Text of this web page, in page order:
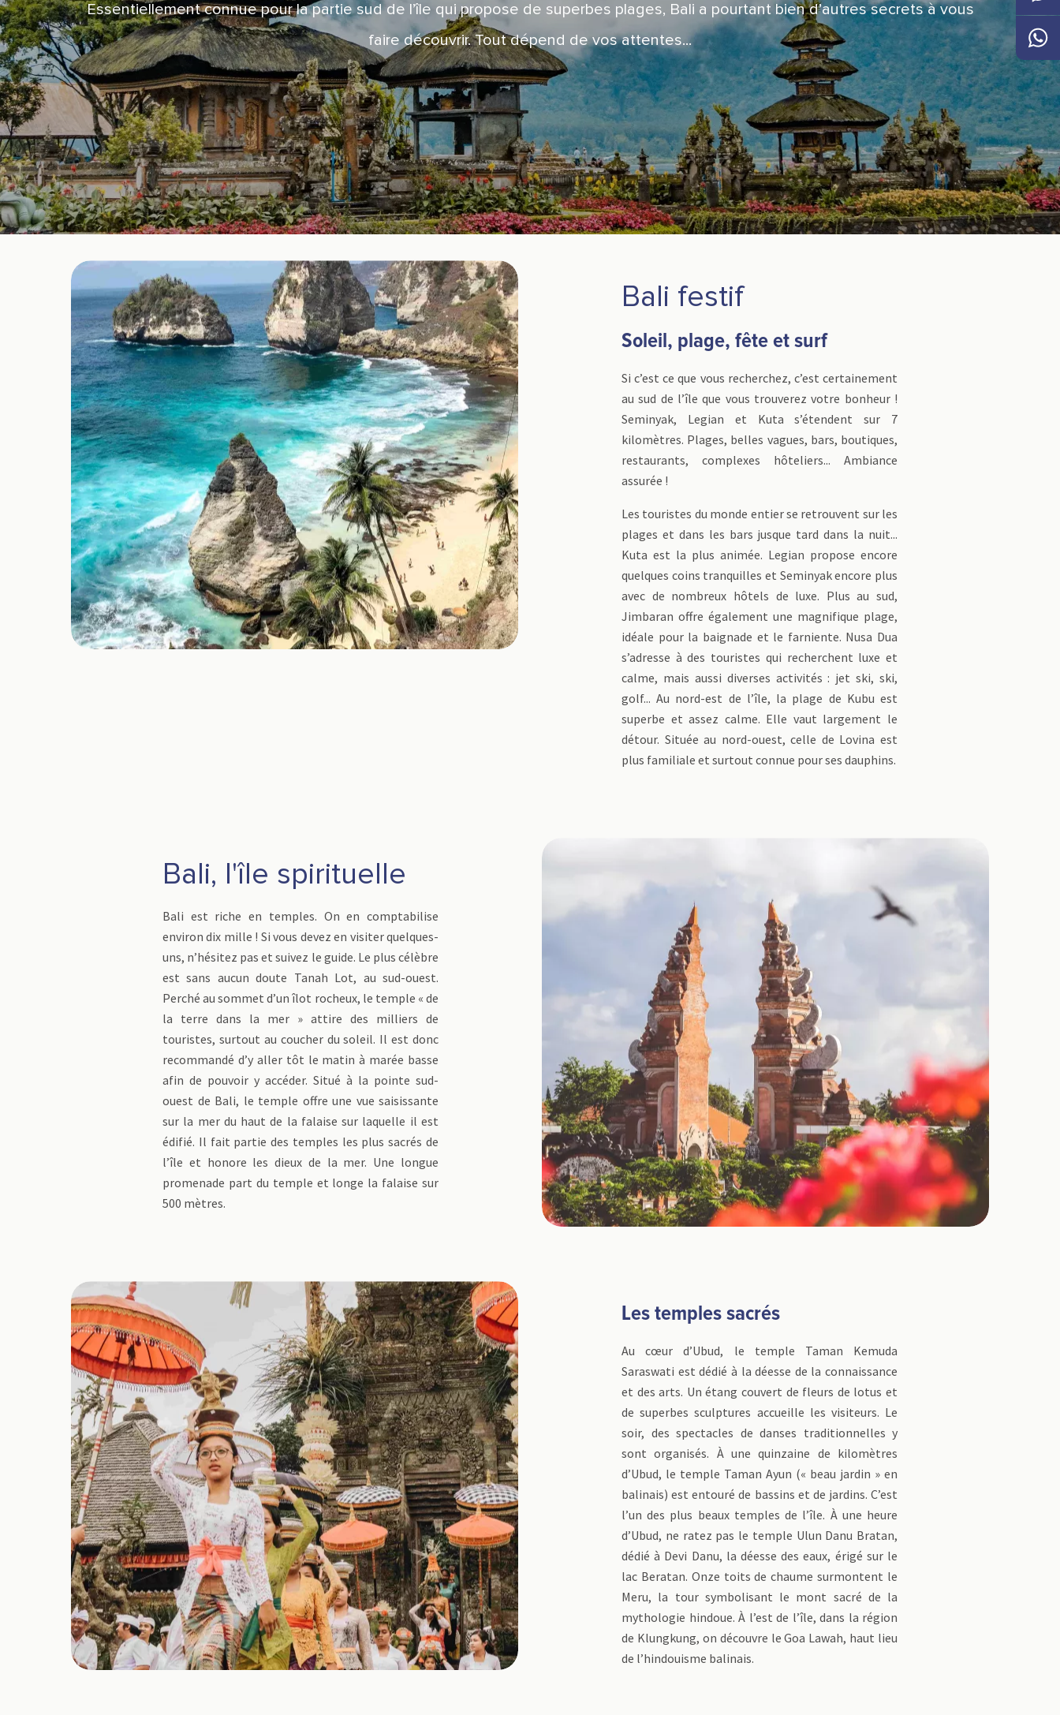
Essentiellement connue pour la partie sud de l’île qui propose de superbes plages, Bali a pourtant bien d’autres secrets à vous
faire découvrir. Tout dépend de vos attentes...
Bali festif
Soleil, plage, fête et surf
Si c’est ce que vous recherchez, c’est certainement
au sud de l’île que vous trouverez votre bonheur !
Seminyak, Legian et Kuta s’étendent sur 7
kilomètres. Plages, belles vagues, bars, boutiques,
restaurants, complexes hôteliers... Ambiance
assurée !
Les touristes du monde entier se retrouvent sur les
plages et dans les bars jusque tard dans la nuit...
Kuta est la plus animée. Legian propose encore
quelques coins tranquilles et Seminyak encore plus
avec de nombreux hôtels de luxe. Plus au sud,
Jimbaran offre également une magnifique plage,
idéale pour la baignade et le farniente. Nusa Dua
s’adresse à des touristes qui recherchent luxe et
calme, mais aussi diverses activités : jet ski, ski,
golf... Au nord-est de l’île, la plage de Kubu est
superbe et assez calme. Elle vaut largement le
détour. Située au nord-ouest, celle de Lovina est
plus familiale et surtout connue pour ses dauphins.
Bali, l'île spirituelle
Bali est riche en temples. On en comptabilise
environ dix mille ! Si vous devez en visiter quelques-
uns, n’hésitez pas et suivez le guide. Le plus célèbre
est sans aucun doute Tanah Lot, au sud-ouest.
Perché au sommet d’un îlot rocheux, le temple « de
la terre dans la mer » attire des milliers de
touristes, surtout au coucher du soleil. Il est donc
recommandé d’y aller tôt le matin à marée basse
afin de pouvoir y accéder. Situé à la pointe sud-
ouest de Bali, le temple offre une vue saisissante
sur la mer du haut de la falaise sur laquelle il est
édifié. Il fait partie des temples les plus sacrés de
l’île et honore les dieux de la mer. Une longue
promenade part du temple et longe la falaise sur
500 mètres.
Les temples sacrés
Au cœur d’Ubud, le temple Taman Kemuda
Saraswati est dédié à la déesse de la connaissance
et des arts. Un étang couvert de fleurs de lotus et
de superbes sculptures accueille les visiteurs. Le
soir, des spectacles de danses traditionnelles y
sont organisés. À une quinzaine de kilomètres
d’Ubud, le temple Taman Ayun (« beau jardin » en
balinais) est entouré de bassins et de jardins. C’est
l’un des plus beaux temples de l’île. À une heure
d’Ubud, ne ratez pas le temple Ulun Danu Bratan,
dédié à Devi Danu, la déesse des eaux, érigé sur le
lac Beratan. Onze toits de chaume surmontent le
Meru, la tour symbolisant le mont sacré de la
mythologie hindoue. À l’est de l’île, dans la région
de Klungkung, on découvre le Goa Lawah, haut lieu
de l’hindouisme balinais.